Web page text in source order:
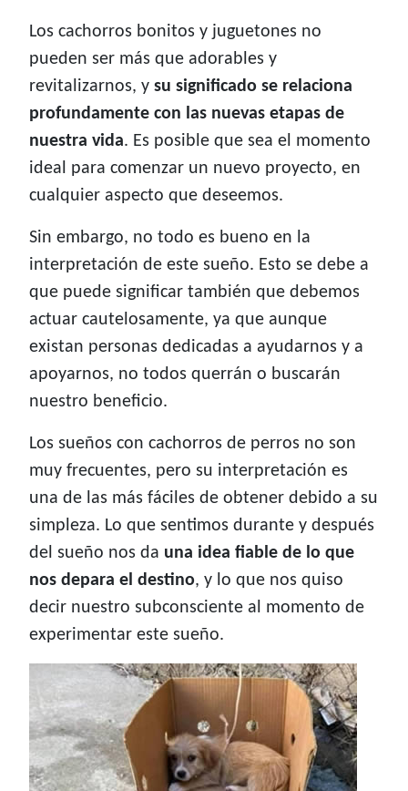
Los cachorros bonitos y juguetones no
pueden ser más que adorables y
revitalizarnos, y su significado se relaciona
profundamente con las nuevas etapas de
nuestra vida. Es posible que sea el momento
ideal para comenzar un nuevo proyecto, en
cualquier aspecto que deseemos.
Sin embargo, no todo es bueno en la
interpretación de este sueño. Esto se debe a
que puede significar también que debemos
actuar cautelosamente, ya que aunque
existan personas dedicadas a ayudarnos y a
apoyarnos, no todos querrán o buscarán
nuestro beneficio.
Los sueños con cachorros de perros no son
muy frecuentes, pero su interpretación es
una de las más fáciles de obtener debido a su
simpleza. Lo que sentimos durante y después
del sueño nos da una idea fiable de lo que
nos depara el destino, y lo que nos quiso
decir nuestro subconsciente al momento de
experimentar este sueño.